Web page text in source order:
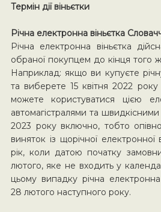
Термін дії віньєтки
Річна електронна віньєтка
Річна електронна віньєтка
обраної покупцем до кінця того
Наприклад: якщо ви купуєте
та виберете 15 квітня 2022 року
можете користуватися цією
автомагістралями та
2023 року включно, тобто
виняток із щорічної електронної
рік, коли датою початку
лютого, яке не входить у
цьому випадку річна електронна
28 лютого наступного року.